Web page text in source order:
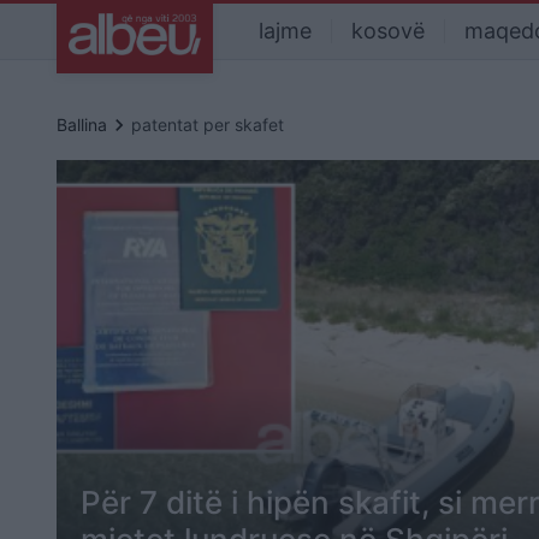
lajme kosovë
Ballina keyboard_arrow_right patentat per skafet
Për 7 ditë i hipën skafit, si